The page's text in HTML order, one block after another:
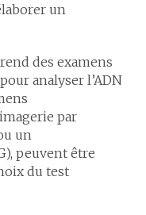
un
des examens
analyser l’ADN
par
un
peuvent être
du test